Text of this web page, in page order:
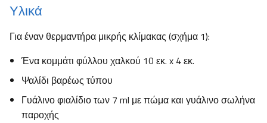
Υλικά
Για έναν θερμαντήρα μικρής κλίμακας (σχήμα 1):
Ένα κομμάτι φύλλου χαλκού 10 εκ. x 4 εκ.
Ψαλίδι βαρέως τύπου
Γυάλινο φιαλίδιο των 7 ml με πώμα και γυάλινο σωλήνα
παροχής